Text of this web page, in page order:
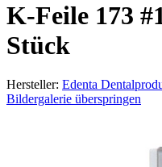
K-Feile 173
Stück
Hersteller: Edenta
Bildergalerie überspringen